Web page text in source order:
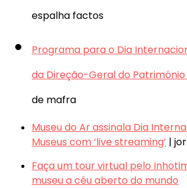
espalha factos
Programa para o Dia
da Direção-Geral do
de mafra
Museu do Ar assinala Dia
Museus com ‘live streaming’ |
Faça um tour virtual pelo
museu a céu aberto do mundo